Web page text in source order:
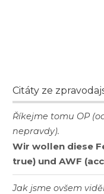
Citáty ze
Říkejme tomu OP
nepravdy).
Wir wollen diese
true) und AWF
Jak jsme ovšem